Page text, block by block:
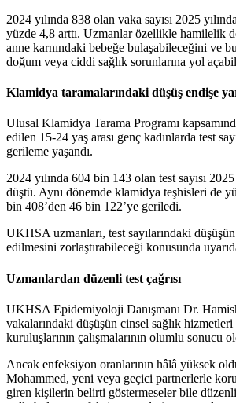
2024 yılında 838 olan vaka sayısı 2025
yüzde 4,8 arttı. Uzmanlar özellikle hamilelik
anne karnındaki bebeğe bulaşabileceğini ve
doğum veya ciddi sağlık sorunlarına yol
Klamidya taramalarındaki düşüş endişe
Ulusal Klamidya Tarama Programı
edilen 15-24 yaş arası genç kadınlarda test
gerileme yaşandı.
2024 yılında 604 bin 143 olan test sayısı
düştü. Aynı dönemde klamidya teşhisleri de
bin 408’den 46 bin 122’ye geriledi.
UKHSA uzmanları, test sayılarındaki
edilmesini zorlaştırabileceği konusunda
Uzmanlardan düzenli test çağrısı
UKHSA Epidemiyoloji Danışmanı Dr.
vakalarındaki düşüşün cinsel sağlık
kuruluşlarının çalışmalarının olumlu sonucu
Ancak enfeksiyon oranlarının hâlâ yüksek
Mohammed, yeni veya geçici partnerlerle
giren kişilerin belirti göstermeseler bile